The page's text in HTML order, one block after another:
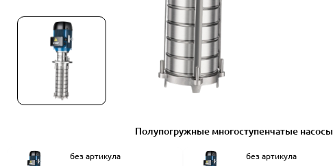
Полупогружные многоступенчатые насосы
без артикула без артикула